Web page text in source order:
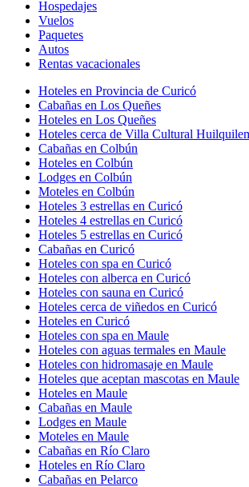
Hospedajes
Vuelos
Paquetes
Autos
Rentas vacacionales
Hoteles en Provincia de Curicó
Cabañas en Los Queñes
Hoteles en Los Queñes
Hoteles cerca de Villa Cultural
Cabañas en Colbún
Hoteles en Colbún
Lodges en Colbún
Moteles en Colbún
Hoteles 3 estrellas en Curicó
Hoteles 4 estrellas en Curicó
Hoteles 5 estrellas en Curicó
Cabañas en Curicó
Hoteles con spa en Curicó
Hoteles con alberca en Curicó
Hoteles con sauna en Curicó
Hoteles cerca de viñedos en Curicó
Hoteles en Curicó
Hoteles con spa en Maule
Hoteles con aguas termales en Maule
Hoteles con hidromasaje en Maule
Hoteles que aceptan mascotas en Maule
Hoteles en Maule
Cabañas en Maule
Lodges en Maule
Moteles en Maule
Cabañas en Río Claro
Hoteles en Río Claro
Cabañas en Pelarco